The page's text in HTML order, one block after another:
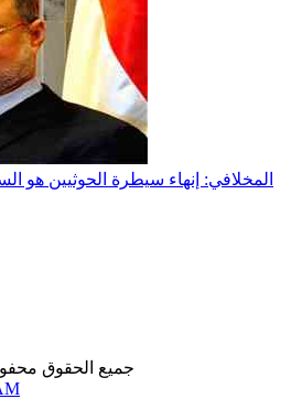
المخلافي: إنهاء سيطرة الحوثيين هو
جميع الحقوق